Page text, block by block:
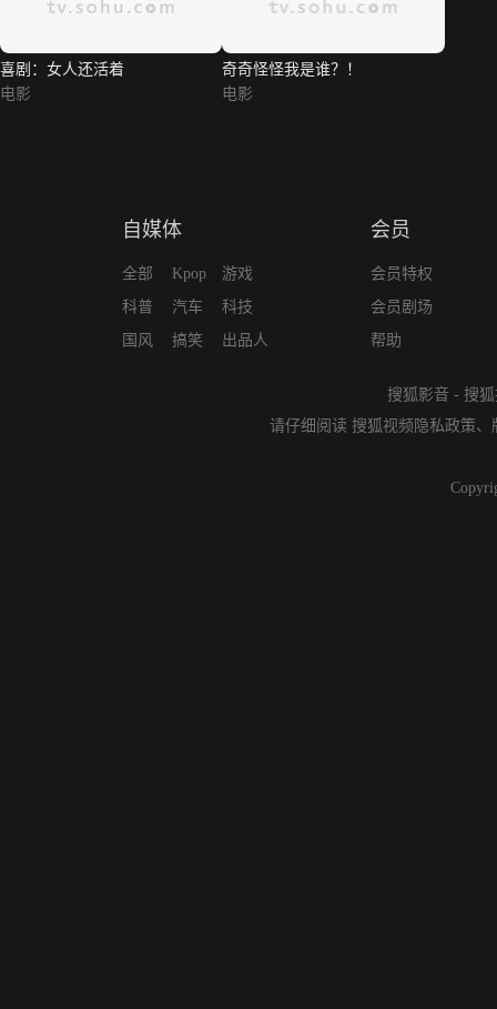
喜剧：女人还活着
电影
奇奇怪怪我是谁？！
电影
自媒体
全部
科普
国风
Kpop
汽车
搞笑
游戏
科技
出品人
会员
会员特权
会员剧场
帮助
搜狐影音 - 搜
请仔细阅读 搜狐视频隐私政策、